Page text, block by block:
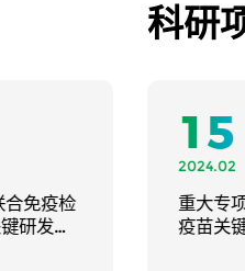
科研
肽自体
14
2019.08
重大专项 恶性肿瘤新型治疗性疫
技术研